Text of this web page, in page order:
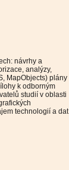
návrhy a
analýzy,
MapObjects) plány
k odborným
studií v oblasti
technologií a dat